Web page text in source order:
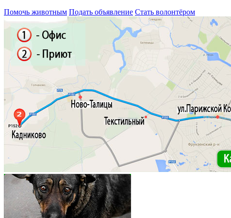
Помочь животным Подать объявление Стать волонтёром